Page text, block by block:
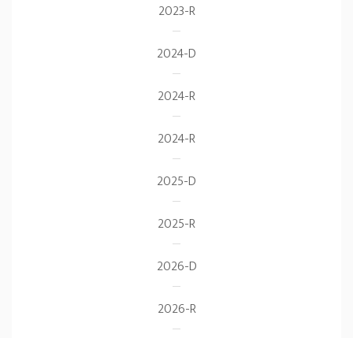
2023-R
2024-D
2024-R
2024-R
2025-D
2025-R
2026-D
2026-R